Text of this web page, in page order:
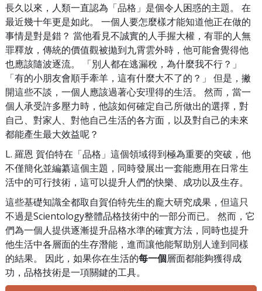
長久以來，人類一直認為「品格」是個令人困惑的主題。 在
最近幾十年更是如此。 一個人要怎麼樣才能知道他正在做的
事情是對是錯？ 當他看見不誠實的人手握大權，有罪的人無
罪釋放，傳統的價值觀被拋到九霄雲外時，他可能會覺得他
也應該隨波逐流。 「別人都在逃漏稅，為什麼我不行？」
「有的小朋友會順手牽羊，這有什麼大不了的？」 但是，撇
開這些不談，一個人應該過著心安理得的生活。 然而，當一
個人承受許多壓力時，他該如何確定自己所做出的選擇，對
自己、對家人、對他自己生活的各方面，以及對自己的未來
都能產生最大效益呢？
L. 羅恩 賀伯特在「品格」這個領域得到極為重要的突破，他
不僅簡化並編纂這個主題，同時發展出一套能應用在日常生
活中的可行技術，這可以提升人們的快樂、成功以及生存。
這些基礎知識全都取自賀伯特先生的龐大研究成果，但這只
不過是Scientology整體品格技術中的一部分而已。 然而，它
們為一個人提供逐漸提升品格水準的確實方法，同時也提升
他生活中各層面的生存潛能，進而讓他能幫助別人達到同樣
的結果。 因此，如果你在生活的每一個層面都能夠獲得成
功，品格技術是一項關鍵的工具。